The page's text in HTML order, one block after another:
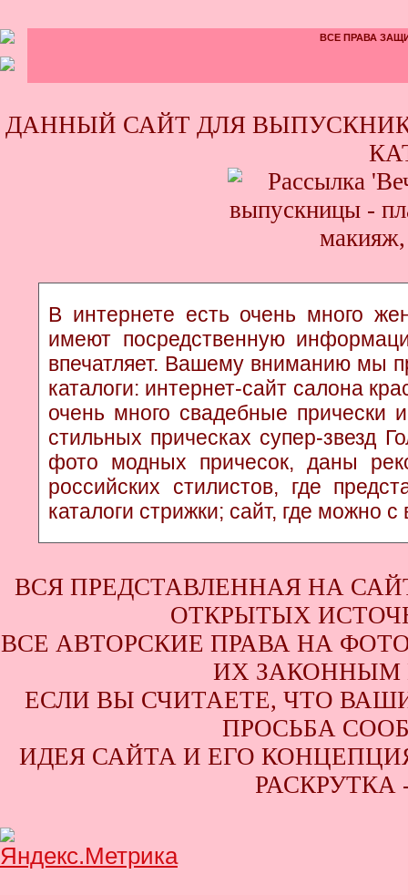
ВСЕ ПРАВА
ДАННЫЙ САЙТ ДЛЯ
В интернете есть очень много
имеют посредственную
впечатляет. Вашему вниманию мы
каталоги: интернет-сайт салона
очень много свадебные прически
стильных прическах супер-звезд
фото модных причесок, даны
российских стилистов, где
каталоги стрижки; сайт, где можно
ВСЯ ПРЕДСТАВЛЕННАЯ НА
ОТКРЫТЫХ
ВСЕ АВТОРСКИЕ ПРАВА НА
ИХ ЗАКОННЫМ
ЕСЛИ ВЫ СЧИТАЕТЕ, ЧТО
ПРОСЬБА
ИДЕЯ САЙТА И ЕГО КОНЦЕПЦИЯ
РАСКРУТКА -